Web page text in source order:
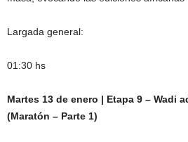
Largada general:
01:30 hs
Martes 13 de enero | Etapa 9 – Wadi
(Maratón – Parte 1)